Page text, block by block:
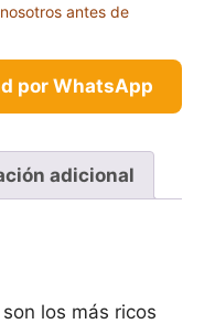
antes de
por WhatsApp
adicional
los más ricos